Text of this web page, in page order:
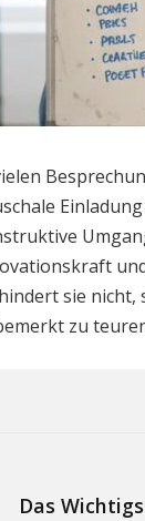
sie nicht,
zu
Das